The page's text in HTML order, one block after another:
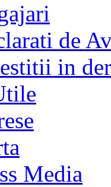
de
in
Media